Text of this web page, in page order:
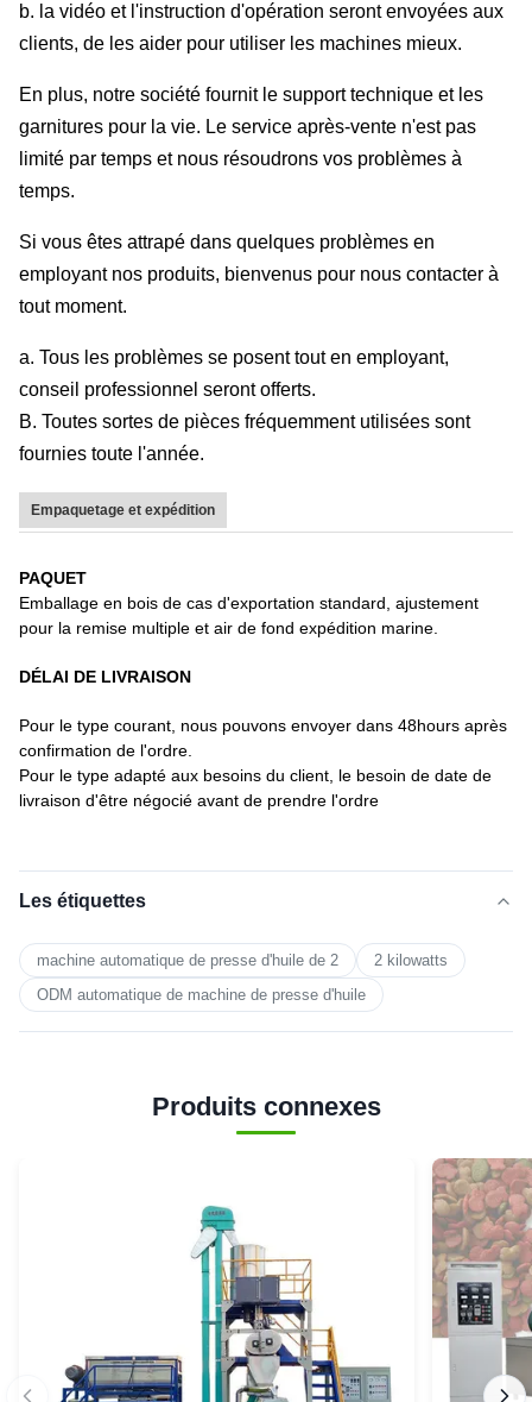
b. la vidéo et l'instruction d'opération seront envoyées aux
clients, de les aider pour utiliser les machines mieux.
En plus, notre société fournit le support technique et les
garnitures pour la vie. Le service après-vente n'est pas
limité par temps et nous résoudrons vos problèmes à
temps.
Si vous êtes attrapé dans quelques problèmes en
employant nos produits, bienvenus pour nous contacter à
tout moment.
a. Tous les problèmes se posent tout en employant,
conseil professionnel seront offerts.
B. Toutes sortes de pièces fréquemment utilisées sont
fournies toute l'année.
Empaquetage et expédition
PAQUET
Emballage en bois de cas d'exportation standard, ajustement
pour la remise multiple et air de fond expédition marine.
DÉLAI DE LIVRAISON
Pour le type courant, nous pouvons envoyer dans 48hours après
confirmation de l'ordre.
Pour le type adapté aux besoins du client, le besoin de date de
livraison d'être négocié avant de prendre l'ordre
Les étiquettes
machine automatique de presse d'huile de 2
2 kilowatts
ODM automatique de machine de presse d'huile
Produits connexes